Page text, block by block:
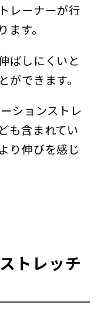
レーナーが行
す。
ばしにくいと
できます。
ションストレ
も含まれてい
り伸びを感じ
トレッチ